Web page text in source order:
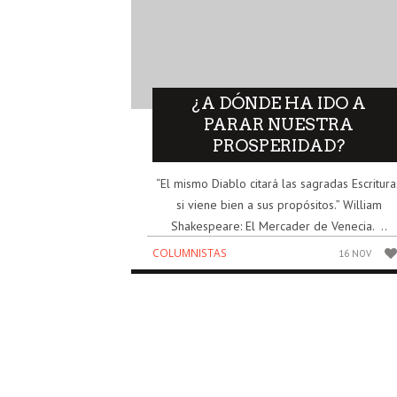
¿A DÓNDE HA IDO A
PARAR NUESTRA
PROSPERIDAD?
“El mismo Diablo citará las sagradas
si viene bien a sus propósitos.” William
Shakespeare: El Mercader de Venecia. ..
COLUMNISTAS 16 NOV